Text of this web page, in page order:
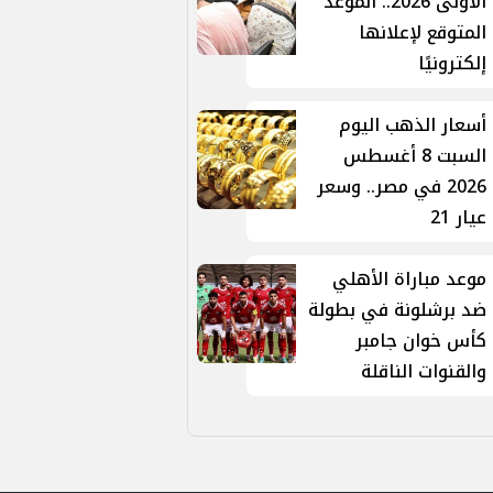
المتوقع لإعلانها
إلكترونيًا
أسعار الذهب اليوم
السبت 8 أغسطس
2026 في مصر.. وسعر
عيار 21
موعد مباراة الأهلي
ضد برشلونة في بطولة
كأس خوان جامبر
والقنوات الناقلة